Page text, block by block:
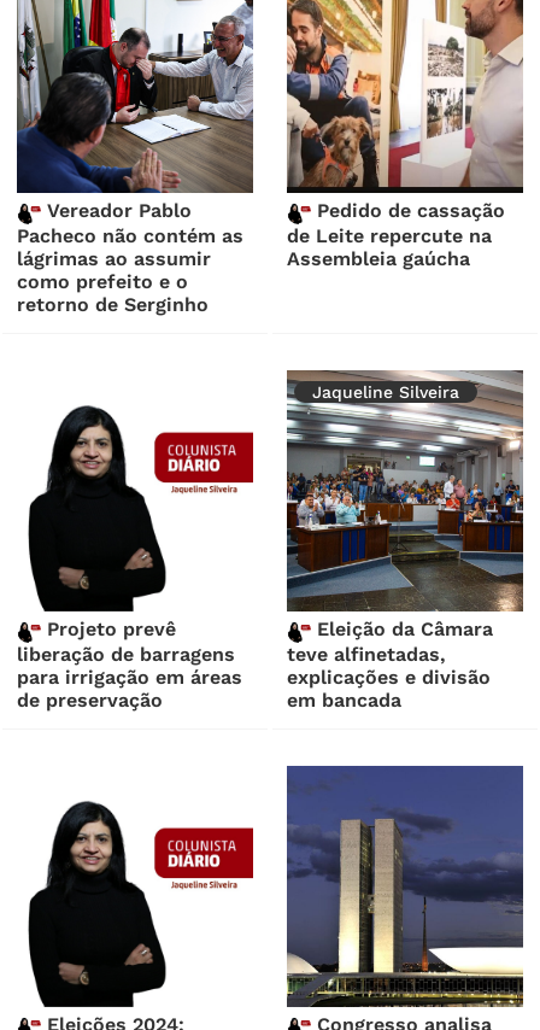
Vereador Pablo
Pacheco não contém as
lágrimas ao assumir
como prefeito e o
retorno de Serginho
Pedido de cassação
de Leite repercute na
Assembleia gaúcha
Projeto prevê
liberação de barragens
para irrigação em áreas
de preservação
Jaqueline Silveira
Eleição da Câmara
teve alfinetadas,
explicações e divisão
em bancada
Eleições 2024: Congresso analisa